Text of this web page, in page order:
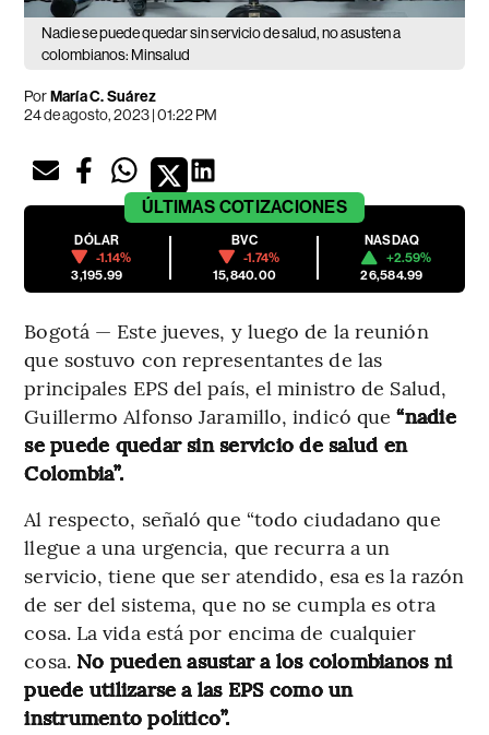
Nadie se puede quedar sin servicio de salud, no asusten a
colombianos: Minsalud
PorMaría C. Suárez
24 de agosto, 2023 | 01:22 PM
ÚLTIMAS COTIZACIONES
DÓLAR
-1.14%
3,195.99
BVC
-1.74%
15,840.00
NASDAQ
+2.59%
26,584.99
Bogotá — Este jueves, y luego de la reunión
que sostuvo con representantes de las
principales EPS del país, el ministro de Salud,
Guillermo Alfonso Jaramillo, indicó que“nadie
se puede quedar sin servicio de salud en
Colombia”.
Al respecto, señaló que “todo ciudadano que
llegue a una urgencia, que recurra a un
servicio, tiene que ser atendido, esa es la razón
de ser del sistema, que no se cumpla es otra
cosa. La vida está por encima de cualquier
cosa. No pueden asustar a los colombianos ni
puede utilizarse a las EPS como un
instrumento político”.